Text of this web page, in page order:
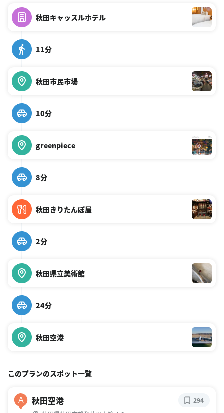
秋田キャッスルホテル
11分
秋田市民市場
10分
greenpiece
8分
秋田きりたんぽ屋
2分
秋田県立美術館
24分
秋田空港
このプランのスポット一覧
A 秋田空港 294